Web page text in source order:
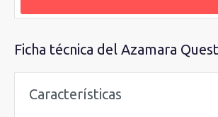
Ficha técnica del Azamara Quest
Características